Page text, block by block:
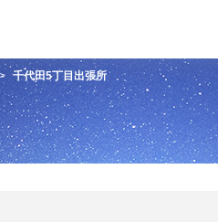
千代田5丁目出張所